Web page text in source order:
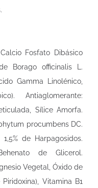
Fosfato Dibásico
Borago officinalis L.
Gamma Linolénico,
Antiaglomerante:
Sílice Amorfa.
procumbens DC.
de Harpagosidos.
de Glicerol.
Vegetal, Óxido de
Vitamina B1